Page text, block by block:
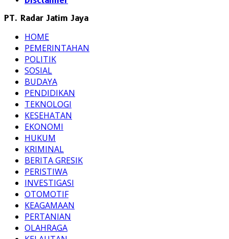
PT. Radar Jatim Jaya
HOME
PEMERINTAHAN
POLITIK
SOSIAL
BUDAYA
PENDIDIKAN
TEKNOLOGI
KESEHATAN
EKONOMI
HUKUM
KRIMINAL
BERITA GRESIK
PERISTIWA
INVESTIGASI
OTOMOTIF
KEAGAMAAN
PERTANIAN
OLAHRAGA